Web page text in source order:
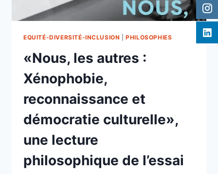
EQUITÉ-DIVERSITÉ-INCLUSION |PHILOSOPHIES
«Nous, les autres :
Xénophobie,
reconnaissance et
démocratie culturelle»,
une lecture
philosophique de l’essai